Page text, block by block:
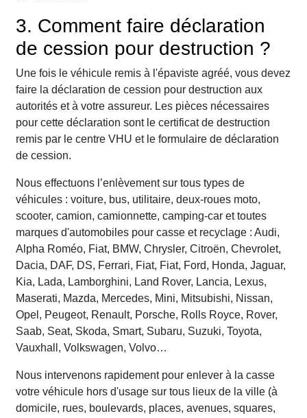
3. Comment faire déclaration
de cession pour destruction ?
Une fois le véhicule remis à l'épaviste agréé, vous devez
faire la déclaration de cession pour destruction aux
autorités et à votre assureur. Les pièces nécessaires
pour cette déclaration sont le certificat de destruction
remis par le centre VHU et le formulaire de déclaration
de cession.
Nous effectuons l’enlèvement sur tous types de
véhicules : voiture, bus, utilitaire, deux-roues moto,
scooter, camion, camionnette, camping-car et toutes
marques d'automobiles pour casse et recyclage : Audi,
Alpha Roméo, Fiat, BMW, Chrysler, Citroën, Chevrolet,
Dacia, DAF, DS, Ferrari, Fiat, Fiat, Ford, Honda, Jaguar,
Kia, Lada, Lamborghini, Land Rover, Lancia, Lexus,
Maserati, Mazda, Mercedes, Mini, Mitsubishi, Nissan,
Opel, Peugeot, Renault, Porsche, Rolls Royce, Rover,
Saab, Seat, Skoda, Smart, Subaru, Suzuki, Toyota,
Vauxhall, Volkswagen, Volvo…
Nous intervenons rapidement pour enlever à la casse
votre véhicule hors d'usage sur tous lieux de la ville (à
domicile, rues, boulevards, places, avenues, squares,